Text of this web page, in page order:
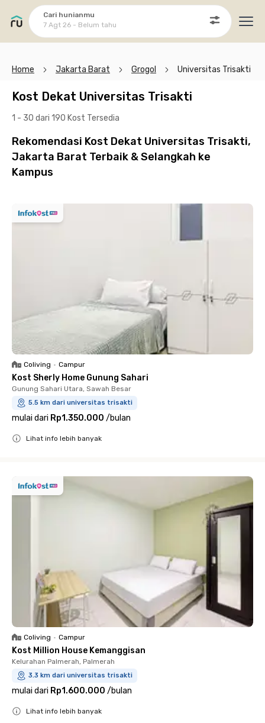
Cari hunianmu
7 Agt 26 - Belum tahu
Home Jakarta Barat Grogol Universitas Trisakti
Kost Dekat Universitas Trisakti
1 - 30 dari 190 Kost Tersedia
Rekomendasi Kost Dekat Universitas Trisakti,
Jakarta Barat Terbaik & Selangkah ke
Kampus
Coliving • Campur
Kost Sherly Home Gunung Sahari
Gunung Sahari Utara, Sawah Besar
5.5 km dari universitas trisakti
mulai dari Rp1.350.000 /bulan
Lihat info lebih banyak
Coliving • Campur
Kost Million House Kemanggisan
Kelurahan Palmerah, Palmerah
3.3 km dari universitas trisakti
mulai dari Rp1.600.000 /bulan
Lihat info lebih banyak